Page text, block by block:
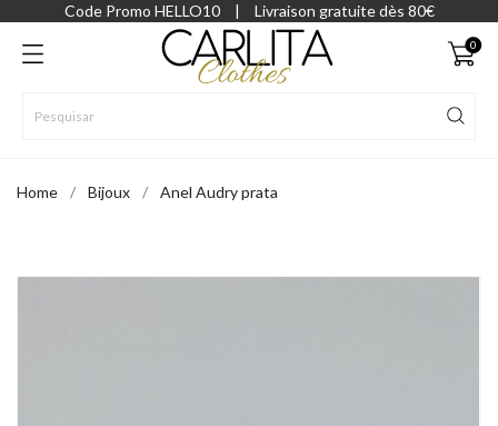
Code Promo HELLO10 | Livraison gratuite dès 80€
0
Home Bijoux Anel Audry prata